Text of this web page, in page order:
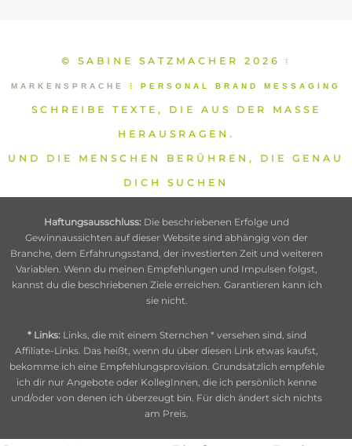
© SABINE SATZMACHER 2026 ⁞
MARKENSPRACHE ⁞ PERSONAL BRAND MESSAGING
SCHREIBE TEXTE, DIE AUS DER MASSE
HERAUSRAGEN.
UND DIE MENSCHEN BERÜHREN, DIE GENAU
DICH SUCHEN
Haftungsausschluss: Die beschriebenen Erfolge und
Gewinnaussichten auf dieser Website sind abhängig von der
Branche, dem Erfahrungsstand, der investierten Zeit und weiteren
Variablen. Wenn du meinen Empfehlungen und Impulsen folgst,
kannst du die beschriebenen Ziele erreichen. Garantieren kann ich
sie nicht.
* Links:Links, die mit einem Sternchen * versehen sind, sind
Affiliate-Links. Das heißt, wenn du über diesen Link etwas kaufst,
bekomme ich eine Empfehlungsprovision. Grundsätzlich empfehle
ich dir nur Angebote oder KollegInnen, die ich persönlich kenne
und/oder von denen ich überzeugt bin. Für dich ändert sich nichts
am Preis.